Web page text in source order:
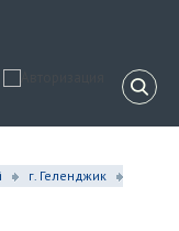
г. Геленджик